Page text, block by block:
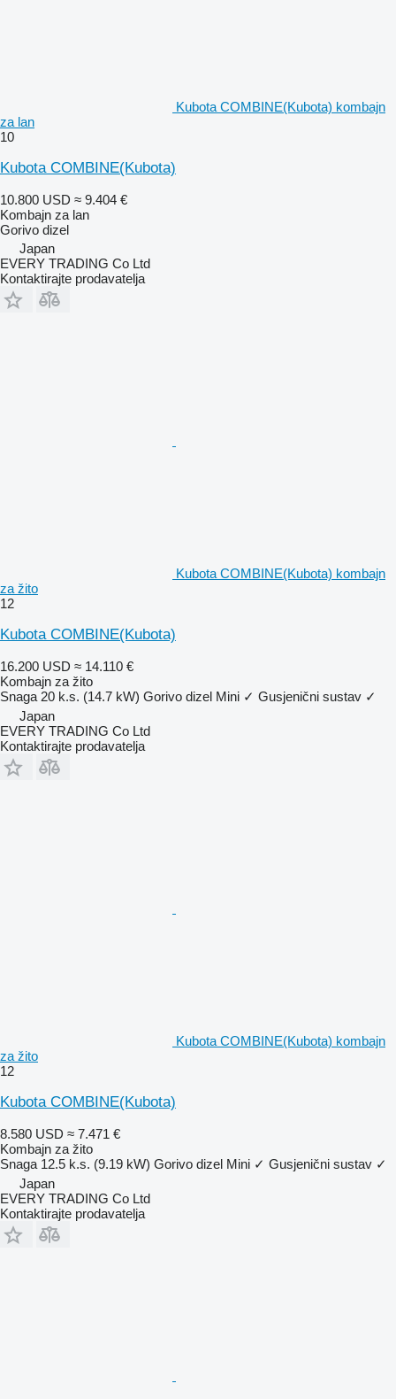
Kubota COMBINE(Kubota) kombajn
za lan
10
Kubota COMBINE(Kubota)
10.800 USD ≈ 9.404 €
Kombajn za lan
Gorivo dizel
Japan
EVERY TRADING Co Ltd
Kontaktirajte prodavatelja
Kubota COMBINE(Kubota) kombajn
za žito
12
Kubota COMBINE(Kubota)
16.200 USD ≈ 14.110 €
Kombajn za žito
Snaga 20 k.s. (14.7 kW) Gorivo dizel Mini ✓ Gusjenični sustav ✓
Japan
EVERY TRADING Co Ltd
Kontaktirajte prodavatelja
Kubota COMBINE(Kubota) kombajn
za žito
12
Kubota COMBINE(Kubota)
8.580 USD ≈ 7.471 €
Kombajn za žito
Snaga 12.5 k.s. (9.19 kW) Gorivo dizel Mini ✓ Gusjenični sustav ✓
Japan
EVERY TRADING Co Ltd
Kontaktirajte prodavatelja